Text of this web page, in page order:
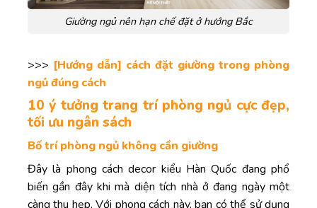
Giường ngủ nên hạn chế đặt ở hướng Bắc
>>> [Hướng dẫn] cách đặt giường trong phòng
ngủ đúng cách
10 ý tưởng trang trí phòng ngủ cực đẹp,
tối ưu ngân sách
Bố trí phòng ngủ không cần giường
Đây là phong cách decor kiểu Hàn Quốc đang phổ
biến gần đây khi mà diện tích nhà ở đang ngày một
càng thu hẹp. Với phong cách này, bạn có thể sử dụng